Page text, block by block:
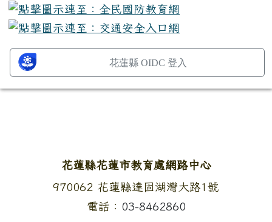
花蓮縣 OIDC 登入
頁尾區域內容
花蓮縣花蓮市教育處網路中心
地址：
970062 花蓮縣達固湖灣大路1號
電話： 03-8462860